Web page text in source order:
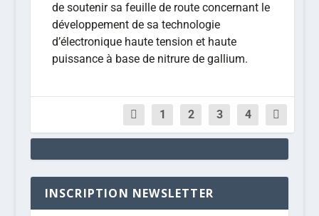
de soutenir sa feuille de route concernant le
développement de sa technologie
d’électronique haute tension et haute
puissance à base de nitrure de gallium.
1 2 3 4
INSCRIPTION NEWSLETTER